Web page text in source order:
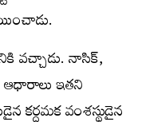
వచ్చాడు. నాసిక్,
ఇతని
కర్దమక వంశస్థుడైన